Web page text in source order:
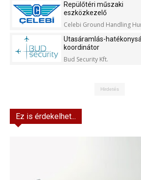
Repülőtéri műszaki
eszközkezelő
Celebi Ground Handling
Utasáramlás-
koordinátor
Bud Security Kft.
Hirdetés
Ez is érdekelhet...